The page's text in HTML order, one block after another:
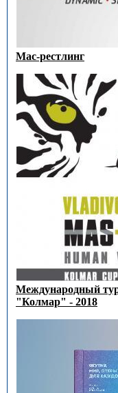
Мас-рестлинг
Международный
"Колмар" - 2018